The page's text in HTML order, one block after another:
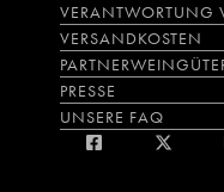
VERANTWORTUNG
VERSANDKOSTEN
PRESSE
UNSERE FAQ